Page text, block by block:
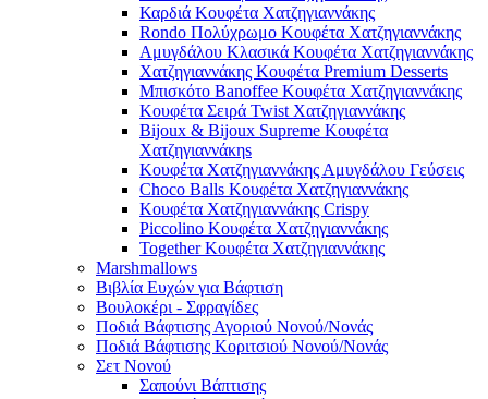
Καρδιά Κουφέτα Χατζηγιαννάκης
Rondo Πολύχρωμο Κουφέτα Χατζηγιαννάκης
Αμυγδάλου Κλασικά Κουφέτα Χατζηγιαννάκης
Χατζηγιαννάκης Κουφέτα Premium Desserts
Μπισκότο Banoffee Κουφέτα Χατζηγιαννάκης
Κουφέτα Σειρά Twist Χατζηγιαννάκης
Bijoux & Bijoux Supreme Κουφέτα
Χατζηγιαννάκηs
Κουφέτα Χατζηγιαννάκης Αμυγδάλου Γεύσεις
Choco Balls Κουφέτα Χατζηγιαννάκης
Κουφέτα Χατζηγιαννάκης Crispy
Piccolino Κουφέτα Χατζηγιαννάκης
Together Κουφέτα Χατζηγιαννάκης
Marshmallows
Βιβλία Ευχών για Βάφτιση
Βουλοκέρι - Σφραγίδες
Ποδιά Βάφτισης Αγοριού Νονού/Νονάς
Ποδιά Βάφτισης Κοριτσιού Νονού/Νονάς
Σετ Νονού
Σαπούνι Βάπτισης